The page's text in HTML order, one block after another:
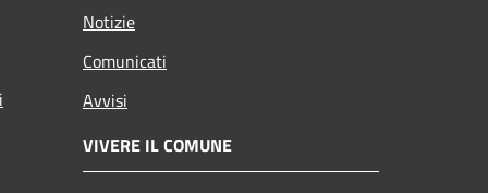
Notizie
Comunicati
Avvisi
VIVERE IL COMUNE